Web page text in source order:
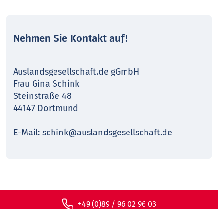
Nehmen Sie Kontakt auf!
Auslandsgesellschaft.de gGmbH
Frau Gina Schink
Steinstraße 48
44147 Dortmund
E-Mail:schink@auslandsgesellschaft.de
+49 (0)89 / 96 02 96 03